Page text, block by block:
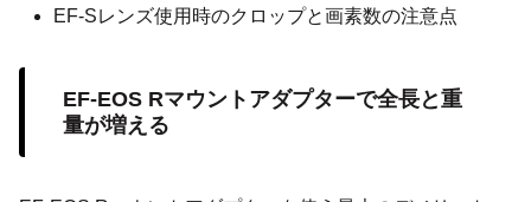
EF-Sレンズ使用時のクロップと画素数の注意点
EF-EOS Rマウントアダプターで全長と重
量が増える